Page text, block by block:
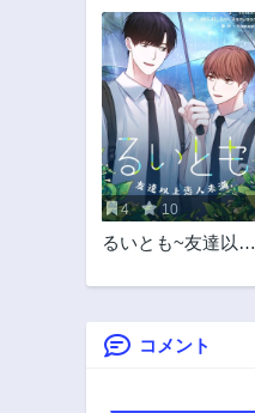
4 10
るいとも~友達以上
コメント